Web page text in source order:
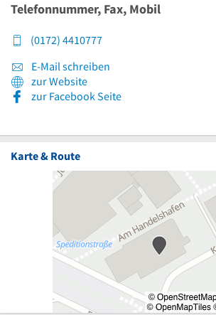
Telefonnummer, Fax, Mobil
(0172) 4410777
E-Mail schreiben
zur Website
zur Facebook Seite
Karte & Route